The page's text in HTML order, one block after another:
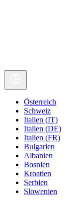
Österreich
Schweiz
Italien (IT)
Italien (DE)
Italien (FR)
Bulgarien
Albanien
Bosnien
Kroatien
Serbien
Slowenien